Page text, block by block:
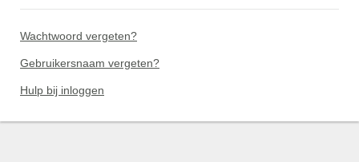
Wachtwoord vergeten?
Gebruikersnaam vergeten?
Hulp bij inloggen